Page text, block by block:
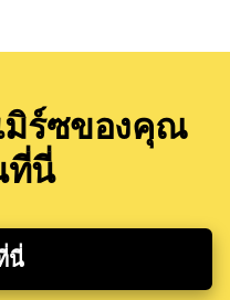
มิร์ซของคุณ
ที่นี่
นี่